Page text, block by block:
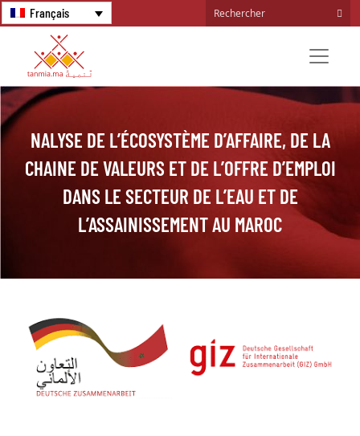
Français
NALYSE DE L’ÉCOSYSTÈME D’AFFAIRE, DE LA
CHAINE DE VALEURS ET DE L’OFFRE D’EMPLOI
DANS LE SECTEUR DE L’EAU ET DE
L’ASSAINISSEMENT AU MAROC